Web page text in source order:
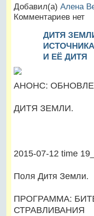
Добавил(а) Алена
Комментариев нет
ДИТЯ
И ЕЁ ДИТЯ
АНОНС:
ДИТЯ ЗЕМЛИ.
2015-07-12 time
Поля Дитя Земли.
ПРОГРАММА:
СТРАВЛИВАНИЯ